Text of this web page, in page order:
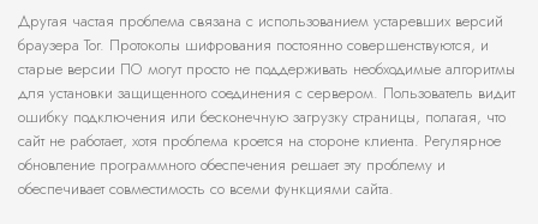
Другая частая проблема связана с использованием устаревших версий
браузера Tor. Протоколы шифрования постоянно совершенствуются, и
старые версии ПО могут просто не поддерживать необходимые алгоритмы
для установки защищенного соединения с сервером. Пользователь видит
ошибку подключения или бесконечную загрузку страницы, полагая, что
сайт не работает, хотя проблема кроется на стороне клиента. Регулярное
обновление программного обеспечения решает эту проблему и
обеспечивает совместимость со всеми функциями сайта.